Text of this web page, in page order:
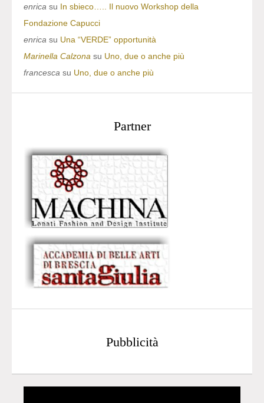
enrica su In sbieco….. Il nuovo Workshop della
Fondazione Capucci
enrica su Una “VERDE” opportunità
Marinella Calzona su Uno, due o anche più
francesca su Uno, due o anche più
Partner
Pubblicità